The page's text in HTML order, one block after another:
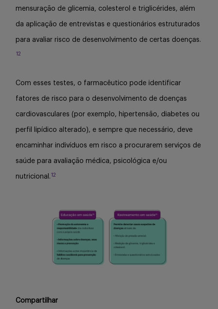
mensuração de glicemia, colesterol e triglicérides, além
da aplicação de entrevistas e questionários estruturados
para avaliar risco de desenvolvimento de certas doenças.
12
Com esses testes, o farmacêutico pode identificar
fatores de risco para o desenvolvimento de doenças
cardiovasculares (por exemplo, hipertensão, diabetes ou
perfil lipídico alterado), e sempre que necessário, deve
encaminhar indivíduos em risco a procurarem serviços de
saúde para avaliação médica, psicológica e/ou
nutricional.12
Compartilhar